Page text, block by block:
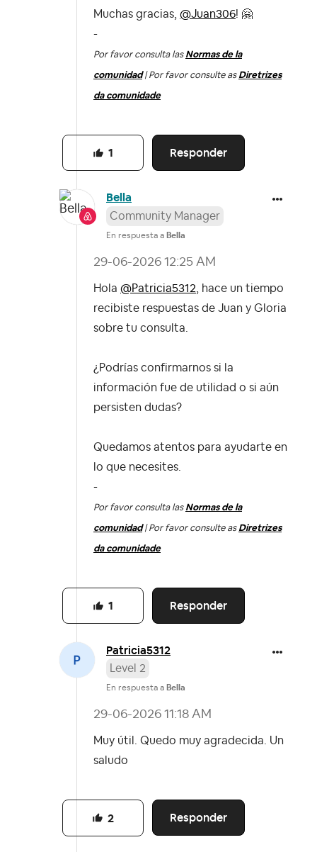
Muchas gracias, @Juan306! 🤗
-
Por favor consulta las Normas de la
comunidad| Por favor consulte as Diretrizes
da comunidade
Responder
1
Bella
Community Manager
En respuesta a Bella
‎29-06-2026 12:25 AM
Hola @Patricia5312 , hace un tiempo
recibiste respuestas de Juan y Gloria
sobre tu consulta.
¿Podrías confirmarnos si la
información fue de utilidad o si aún
persisten dudas?
Quedamos atentos para ayudarte en
lo que necesites.
-
Por favor consulta las Normas de la
comunidad| Por favor consulte as Diretrizes
da comunidade
Responder
1
Patricia5312
Level 2
En respuesta a Bella
‎29-06-2026 11:18 AM
Muy útil. Quedo muy agradecida. Un
saludo
Responder
2